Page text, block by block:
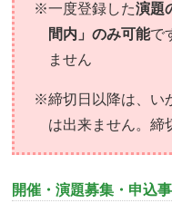
※一度登録した演題
間内」のみ可能で
ません
※締切日以降は、い
は出来ません。締
開催・演題募集・申込